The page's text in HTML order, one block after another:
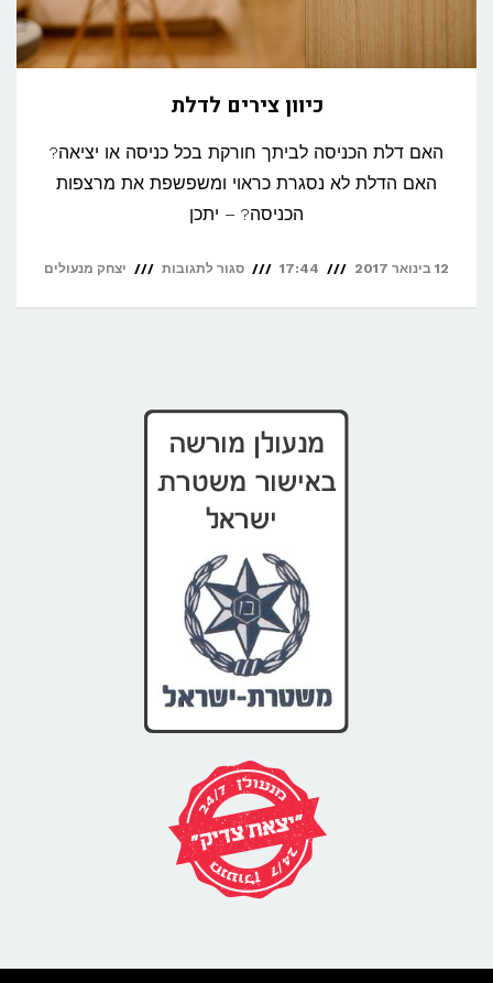
כיוון צירים לדלת
האם דלת הכניסה לביתך חורקת בכל כניסה או יציאה?
האם הדלת לא נסגרת כראוי ומשפשפת את מרצפות
הכניסה? – יתכן
12 בינואר 2017 17:44 סגור לתגובות על יצחק מנעולים